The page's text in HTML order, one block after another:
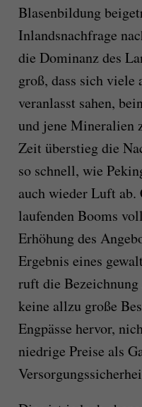
Blasenbildung
Inlandsnachfrage
die Dominanz des
groß, dass sich viele
veranlasst sahen,
und jene Mineralien
Zeit überstieg die
so schnell, wie
auch wieder Luft ab.
laufenden Booms
Erhöhung des
Ergebnis eines
ruft die
keine allzu große
Engpässe hervor,
niedrige Preise als